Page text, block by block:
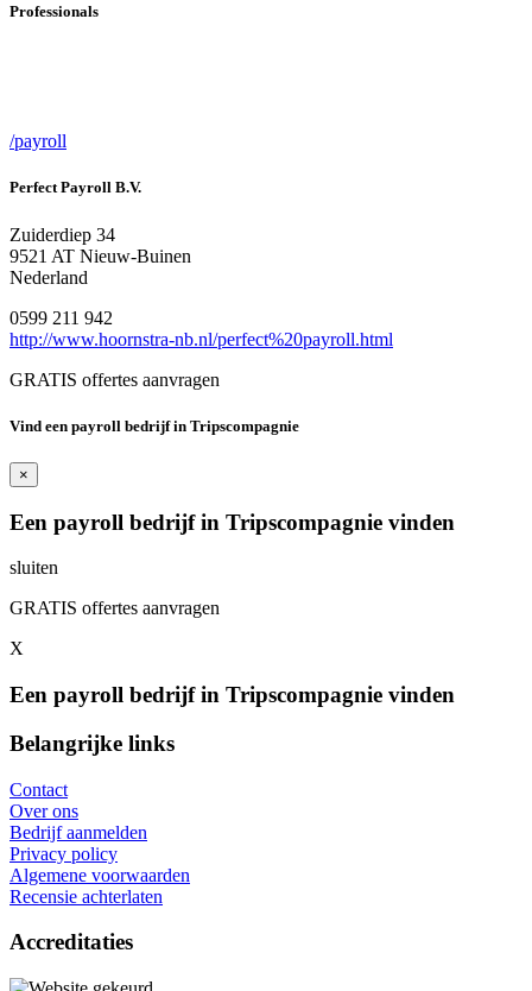
Professionals
/payroll
Perfect Payroll B.V.
Zuiderdiep 34
9521 AT Nieuw-Buinen
Nederland
0599 211 942
http://www.hoornstra-nb.nl/perfect%20payroll.html
GRATIS offertes aanvragen
Vind een payroll bedrijf in Tripscompagnie
×
Een payroll bedrijf in Tripscompagnie vinden
sluiten
GRATIS offertes aanvragen
X
Een payroll bedrijf in Tripscompagnie vinden
Belangrijke links
Contact
Over ons
Bedrijf aanmelden
Privacy policy
Algemene voorwaarden
Recensie achterlaten
Accreditaties